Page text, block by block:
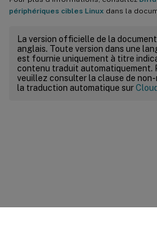
périphériques cibles Linux dans la
La version officielle de la
anglais. Toute version dans une
est fournie uniquement à titre
contenu traduit automatiquement.
veuillez consulter la clause de
la traduction automatique sur